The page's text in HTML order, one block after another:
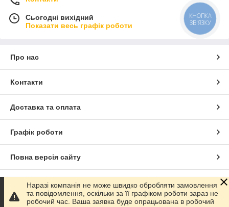
Сьогодні вихідний
Показати весь графік роботи
Про нас
Контакти
Доставка та оплата
Графік роботи
Повна версія сайту
Сайт створено на маркетплейсі Prom.ua
Наразі компанія не може швидко обробляти замовлення
та повідомлення, оскільки за її графіком роботи зараз не
робочий час. Ваша заявка буде опрацьована в робочий
КНОПКА
ЗВ'ЯЗКУ